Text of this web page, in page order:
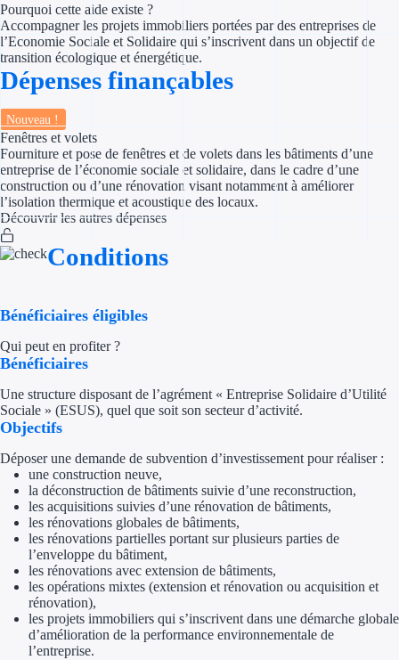
Appel à projet
Par financeur
Simulateur d'éligibilité
Ouvrage
Régions de A à H
Aides Région
Pourquoi cette aide existe ?
Accompagner les projets immobiliers portées par des entreprises de
l’Economie Sociale et Solidaire qui s’inscrivent dans un objectif de
transition écologique et énergétique.
Dépenses finançables
Nouveau !
Fenêtres et volets
Fourniture et pose de fenêtres et de volets dans les bâtiments d’une
entreprise de l’économie sociale et solidaire, dans le cadre d’une
construction ou d’une rénovation visant notamment à améliorer
l’isolation thermique et acoustique des locaux.
Découvrir les autres dépenses
Conditions
Bénéficiaires éligibles
Qui peut en profiter ?
Bénéficiaires
Une structure disposant de l’agrément « Entreprise Solidaire d’Utilité
Sociale » (ESUS), quel que soit son secteur d’activité.
Objectifs
Déposer une demande de subvention d’investissement pour réaliser :
une construction neuve,
la déconstruction de bâtiments suivie d’une reconstruction,
les acquisitions suivies d’une rénovation de bâtiments,
les rénovations globales de bâtiments,
les rénovations partielles portant sur plusieurs parties de
l’enveloppe du bâtiment,
les rénovations avec extension de bâtiments,
les opérations mixtes (extension et rénovation ou acquisition et
rénovation),
les projets immobiliers qui s’inscrivent dans une démarche globale
d’amélioration de la performance environnementale de
l’entreprise.